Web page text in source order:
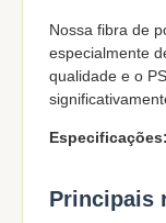
Nossa fibra de
especialmente
qualidade e o
Especificações:
Principais